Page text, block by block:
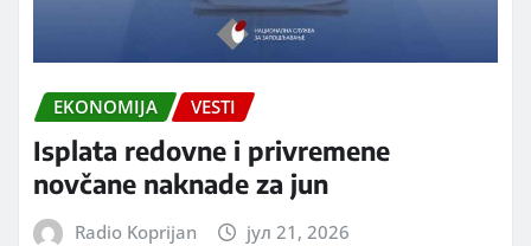
EKONOMIJA VESTI
Isplata redovne i privremene
novčane naknade za jun
Radio Koprijan јул 21, 2026